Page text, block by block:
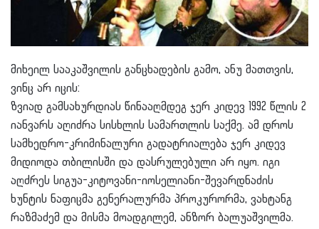
მიხეილ სააკაშვილის განცხადების გამო, ანუ მათთვის,
ვინც არ იცის:
ზვიად გამსახურდიას წინააღმდეგ ჯერ კიდევ 1992 წლის 2
იანვარს აღიძრა სისხლის სამართლის საქმე. ამ დროს
სამხედრო-კრიმინალური გადატრიალება ჯერ კიდევ
მიდიოდა თბილისში და დასრულებული არ იყო. იგი
აღძრეს სიგუა-კიტოვანი-იოსელიანი-შევარდნაძის
ხუნტის ნაფიცმა გენერალურმა პროკურორმა, ვახტანგ
რაზმაძემ და მისმა მოადგილემ, ანზორ ბალუაშვილმა.